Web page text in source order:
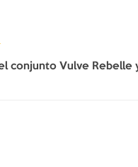
conjunto Vulve Rebelle